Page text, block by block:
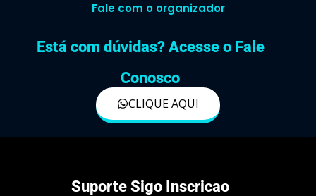
Fale com o organizador
Está com dúvidas? Acesse o Fale
Conosco
CLIQUE AQUI
Suporte Sigo Inscricao